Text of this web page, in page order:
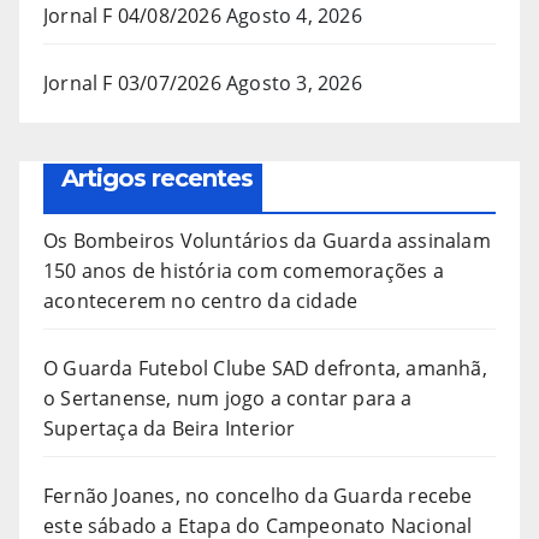
Jornal F 04/08/2026Agosto 4, 2026
Jornal F 03/07/2026Agosto 3, 2026
Artigos recentes
Os Bombeiros Voluntários da Guarda assinalam
150 anos de história com comemorações a
acontecerem no centro da cidade
O Guarda Futebol Clube SAD defronta, amanhã,
o Sertanense, num jogo a contar para a
Supertaça da Beira Interior
Fernão Joanes, no concelho da Guarda recebe
este sábado a Etapa do Campeonato Nacional